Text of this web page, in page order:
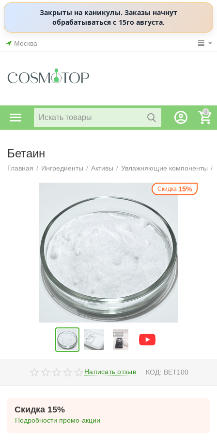
Закрыты на каникулы. Заказы начнут
обрабатываться с 15го августа.
Москва
0
Бетаин
Главная / Ингредиенты / Активы / Увлажняющие компоненты /
Скидка 15%
Написать отзыв КОД: BET100
Скидка 15%
Подробности промо-акции